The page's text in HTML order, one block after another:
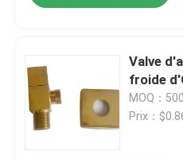
Valve
froide
MOQ：
Prix：